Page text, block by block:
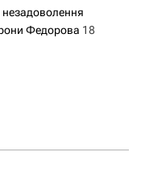
незадоволення
Федорова 18